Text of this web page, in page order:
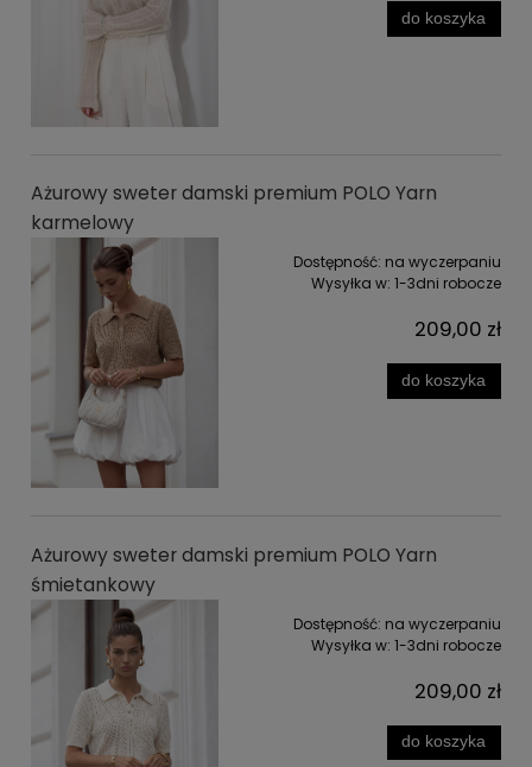
do koszyka
Ażurowy sweter damski premium POLO Yarn
karmelowy
Dostępność: na wyczerpaniu
Wysyłka w: 1-3dni robocze
209,00 zł
do koszyka
Ażurowy sweter damski premium POLO Yarn
śmietankowy
Dostępność: na wyczerpaniu
Wysyłka w: 1-3dni robocze
209,00 zł
do koszyka